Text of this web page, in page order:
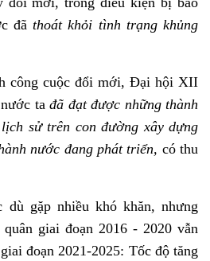
đãthoát khỏi tình trạng khủng
công cuộc đổi mới, Đại hội XII
nước tađã đạt được những thành
sử trên con đường xây dựng
nước đang phát triển, có thu
dù gặp nhiều khó khăn, nhưng
giai đoạn 2016 - 2020 vẫn
đoạn 2021-2025: Tốc độ tăng